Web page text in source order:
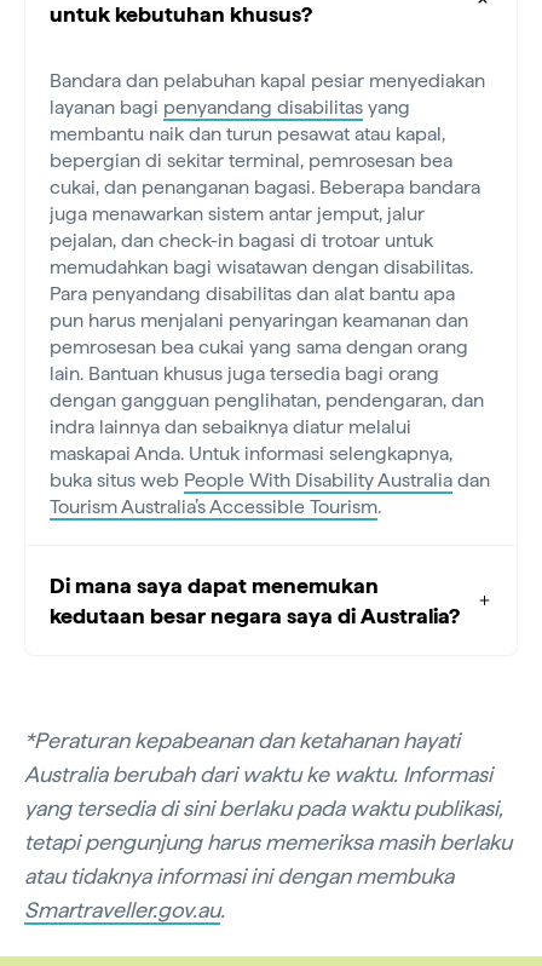
untuk kebutuhan khusus?
Bandara dan pelabuhan kapal pesiar menyediakan
layanan bagi penyandang disabilitas yang
membantu naik dan turun pesawat atau kapal,
bepergian di sekitar terminal, pemrosesan bea
cukai, dan penanganan bagasi. Beberapa bandara
juga menawarkan sistem antar jemput, jalur
pejalan, dan check-in bagasi di trotoar untuk
memudahkan bagi wisatawan dengan disabilitas.
Para penyandang disabilitas dan alat bantu apa
pun harus menjalani penyaringan keamanan dan
pemrosesan bea cukai yang sama dengan orang
lain. Bantuan khusus juga tersedia bagi orang
dengan gangguan penglihatan, pendengaran, dan
indra lainnya dan sebaiknya diatur melalui
maskapai Anda. Untuk informasi selengkapnya,
buka situs web People With Disability Australia dan
Tourism Australia’s Accessible Tourism.
Di mana saya dapat menemukan
kedutaan besar negara saya di Australia?
*Peraturan kepabeanan dan ketahanan hayati
Australia berubah dari waktu ke waktu. Informasi
yang tersedia di sini berlaku pada waktu publikasi,
tetapi pengunjung harus memeriksa masih berlaku
atau tidaknya informasi ini dengan membuka
Smartraveller.gov.au.